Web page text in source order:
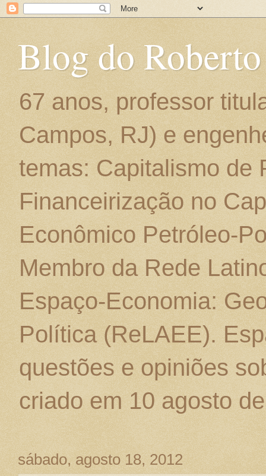
Blog do
67 anos, professor
Campos, RJ) e
temas: Capitalismo de
Financeirização no
Econômico Petróleo-
Membro da Rede
Espaço-Economia:
Política (ReLAEE).
questões e opiniões
criado em 10 agosto
sábado, agosto 18, 2012